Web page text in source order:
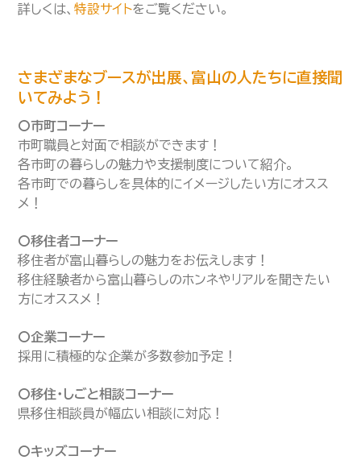
詳しくは、特設サイトをご覧ください。
さまざまなブースが出展、富山の人たちに直接聞
いてみよう！
〇市町コーナー
市町職員と対面で相談ができます！
各市町の暮らしの魅力や支援制度について紹介。
各市町での暮らしを具体的にイメージしたい方にオスス
メ！
〇移住者コーナー
移住者が富山暮らしの魅力をお伝えします！
移住経験者から富山暮らしのホンネやリアルを聞きたい
方にオススメ！
〇企業コーナー
採用に積極的な企業が多数参加予定！
〇移住・しごと相談コーナー
県移住相談員が幅広い相談に対応！
〇キッズコーナー